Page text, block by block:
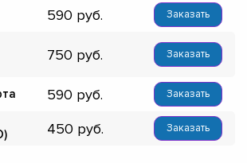
590 Заказать
750 Заказать
590 Заказать
450 Заказать